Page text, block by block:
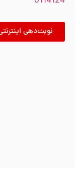
نوبت‌دهی اینترنتی